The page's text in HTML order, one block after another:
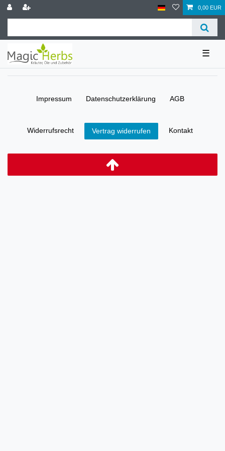
0,00 EUR
☰
Impressum Daten­schutz­erklärung AGB
Widerrufs­recht Vertrag widerrufen Kontakt